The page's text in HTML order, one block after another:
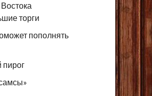
торги
пополнять